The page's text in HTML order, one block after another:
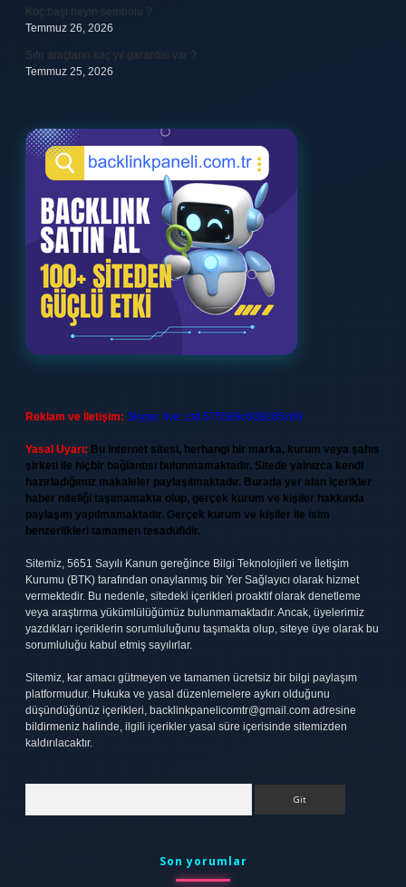
Koç başı neyin sembolü ?
Temmuz 26, 2026
Sıfır araçların kaç yıl garantisi var ?
Temmuz 25, 2026
Reklam ve İletişim: Skype: live:.cid.575569c608265c69
Yasal Uyarı: Bu internet sitesi, herhangi bir marka, kurum veya şahıs
şirketi ile hiçbir bağlantısı bulunmamaktadır. Sitede yalnızca kendi
hazırladığımız makaleler paylaşılmaktadır. Burada yer alan içerikler
haber niteliği taşımamakta olup, gerçek kurum ve kişiler hakkında
paylaşım yapılmamaktadır. Gerçek kurum ve kişiler ile isim
benzerlikleri tamamen tesadüfidir.
Sitemiz, 5651 Sayılı Kanun gereğince Bilgi Teknolojileri ve İletişim
Kurumu (BTK) tarafından onaylanmış bir Yer Sağlayıcı olarak hizmet
vermektedir. Bu nedenle, sitedeki içerikleri proaktif olarak denetleme
veya araştırma yükümlülüğümüz bulunmamaktadır. Ancak, üyelerimiz
yazdıkları içeriklerin sorumluluğunu taşımakta olup, siteye üye olarak bu
sorumluluğu kabul etmiş sayılırlar.
Sitemiz, kar amacı gütmeyen ve tamamen ücretsiz bir bilgi paylaşım
platformudur. Hukuka ve yasal düzenlemelere aykırı olduğunu
düşündüğünüz içerikleri, backlinkpanelicomtr@gmail.com adresine
bildirmeniz halinde, ilgili içerikler yasal süre içerisinde sitemizden
kaldırılacaktır.
Son yorumlar